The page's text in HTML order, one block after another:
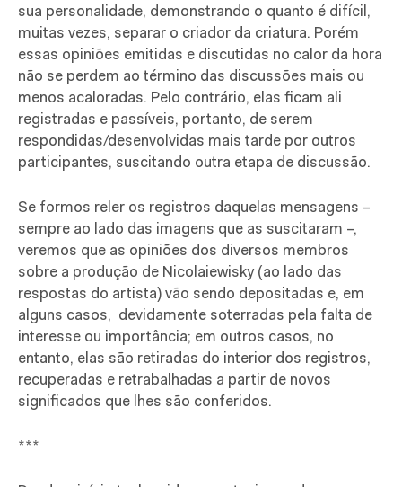
sua personalidade, demonstrando o quanto é difícil,
muitas vezes, separar o criador da criatura. Porém
essas opiniões emitidas e discutidas no calor da hora
não se perdem ao término das discussões mais ou
menos acaloradas. Pelo contrário, elas ficam ali
registradas e passíveis, portanto, de serem
respondidas/desenvolvidas mais tarde por outros
participantes, suscitando outra etapa de discussão.
Se formos reler os registros daquelas mensagens –
sempre ao lado das imagens que as suscitaram –,
veremos que as opiniões dos diversos membros
sobre a produção de Nicolaiewisky (ao lado das
respostas do artista) vão sendo depositadas e, em
alguns casos, devidamente soterradas pela falta de
interesse ou importância; em outros casos, no
entanto, elas são retiradas do interior dos registros,
recuperadas e retrabalhadas a partir de novos
significados que lhes são conferidos.
***